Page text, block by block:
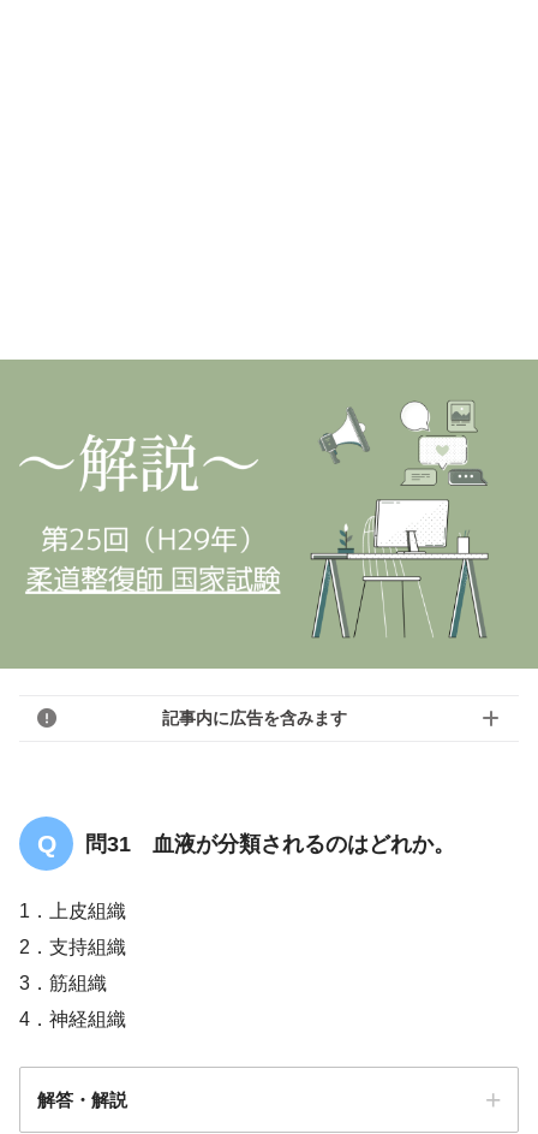
記事内に広告を含みます
問31 血液が分類されるのはどれか。
1．上皮組織
2．支持組織
3．筋組織
4．神経組織
解答・解説